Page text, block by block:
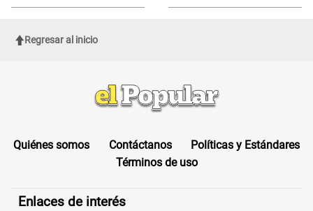
sufrir una "emergencia médica"
Regresar al inicio
Quiénes somos Contáctanos
Políticas y Estándares
Términos de uso
Enlaces de interés